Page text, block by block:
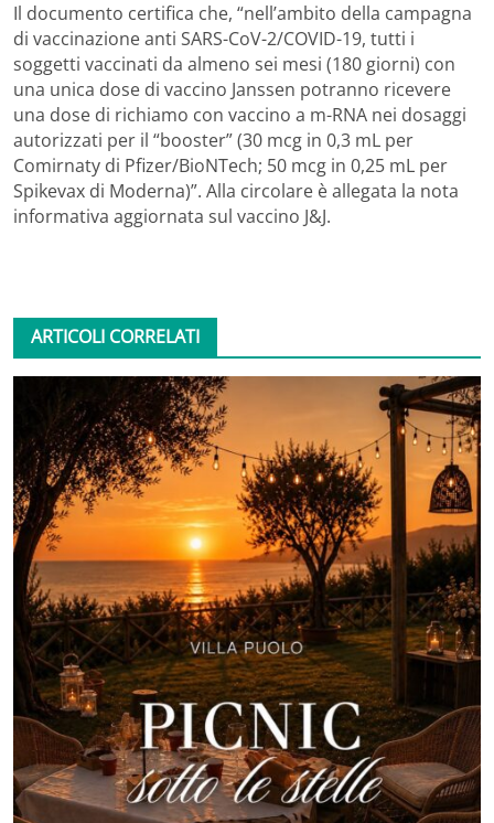
Il documento certifica che, “nell’ambito della campagna
di vaccinazione anti SARS-CoV-2/COVID-19, tutti i
soggetti vaccinati da almeno sei mesi (180 giorni) con
una unica dose di vaccino Janssen potranno ricevere
una dose di richiamo con vaccino a m-RNA nei dosaggi
autorizzati per il “booster” (30 mcg in 0,3 mL per
Comirnaty di Pfizer/BioNTech; 50 mcg in 0,25 mL per
Spikevax di Moderna)”. Alla circolare è allegata la nota
informativa aggiornata sul vaccino J&J.
ARTICOLI CORRELATI